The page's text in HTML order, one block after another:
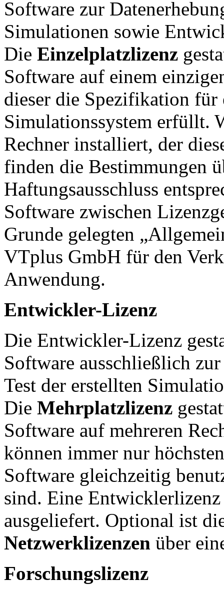
Software zur
Simulationen sowie
Die Einzelplatzlizenz
Software auf einem
dieser die Spezifikation
Simulationssystem erfüllt.
Rechner installiert, der
finden die Bestimmungen
Haftungsausschluss
Software zwischen
Grunde gelegten
VTplus GmbH für den
Anwendung.
Entwickler-Lizenz
Die Entwickler-Lizenz
Software ausschließlich
Test der erstellten
Die Mehrplatzlizenz
Software auf mehreren
können immer nur
Software gleichzeitig
sind. Eine
ausgeliefert. Optional ist
Netzwerklizenzen über
Forschungslizenz